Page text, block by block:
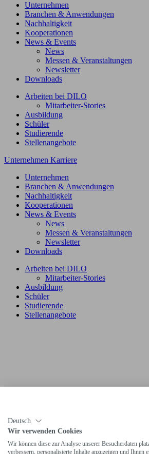
Unternehmen
Branchen & Anwendungen
Nachhaltigkeit
Kooperationen
News & Events
News
Messen & Veranstaltungen
Newsletter
Downloads
Arbeiten bei DILO
Mitarbeiter-Stories
Ausbildung
Schüler
Studierende
Stellenangebote
Unternehmen Karriere
Unternehmen
Branchen & Anwendungen
Nachhaltigkeit
Kooperationen
News & Events
News
Messen & Veranstaltungen
Newsletter
Downloads
Arbeiten bei DILO
Mitarbeiter-Stories
Ausbildung
Schüler
Studierende
Stellenangebote
Deutsch
Wir verwenden Cookies
Wir können diese zur Analyse unserer Besucherdaten
verbessern, personalisierte Inhalte anzuzeigen und Ihnen